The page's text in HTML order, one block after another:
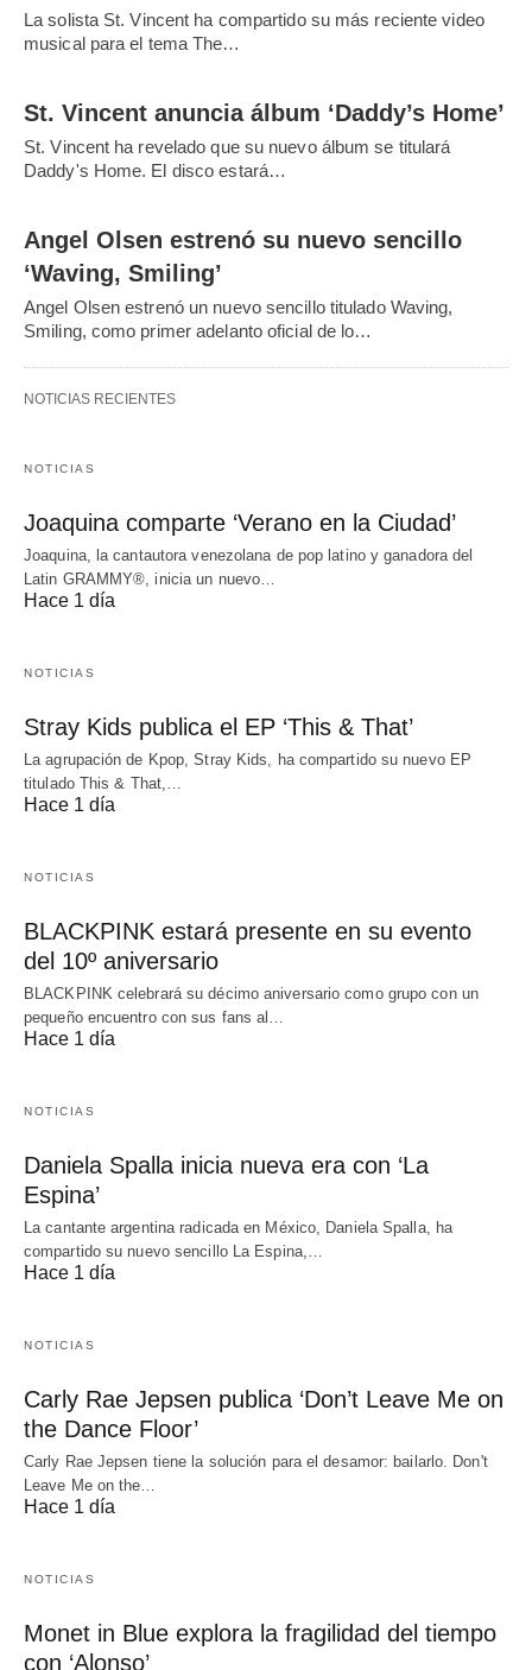
La solista St. Vincent ha compartido su más reciente video
musical para el tema The…
St. Vincent anuncia álbum ‘Daddy’s Home’
St. Vincent ha revelado que su nuevo álbum se titulará
Daddy's Home. El disco estará…
Angel Olsen estrenó su nuevo sencillo
‘Waving, Smiling’
Angel Olsen estrenó un nuevo sencillo titulado Waving,
Smiling, como primer adelanto oficial de lo…
NOTICIAS RECIENTES
NOTICIAS
Joaquina comparte ‘Verano en la Ciudad’
Joaquina, la cantautora venezolana de pop latino y ganadora del
Latin GRAMMY®, inicia un nuevo…
Hace 1 día
NOTICIAS
Stray Kids publica el EP ‘This & That’
La agrupación de Kpop, Stray Kids, ha compartido su nuevo EP
titulado This & That,…
Hace 1 día
NOTICIAS
BLACKPINK estará presente en su evento
del 10º aniversario
BLACKPINK celebrará su décimo aniversario como grupo con un
pequeño encuentro con sus fans al…
Hace 1 día
NOTICIAS
Daniela Spalla inicia nueva era con ‘La
Espina’
La cantante argentina radicada en México, Daniela Spalla, ha
compartido su nuevo sencillo La Espina,…
Hace 1 día
NOTICIAS
Carly Rae Jepsen publica ‘Don’t Leave Me on
the Dance Floor’
Carly Rae Jepsen tiene la solución para el desamor: bailarlo. Don't
Leave Me on the…
Hace 1 día
NOTICIAS
Monet in Blue explora la fragilidad del tiempo
con ‘Alonso’